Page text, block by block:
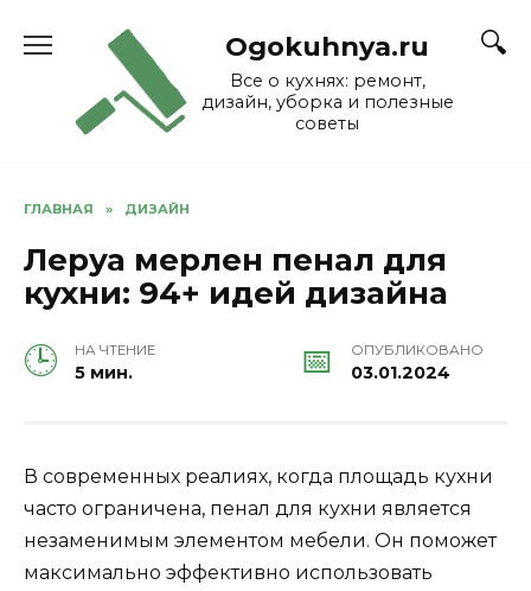
Ogokuhnya.ru
Все о кухнях: ремонт,
дизайн, уборка и полезные
советы
ГЛАВНАЯ » ДИЗАЙН
Леруа мерлен пенал для
кухни: 94+ идей дизайна
НА ЧТЕНИЕ
5 мин.
ОПУБЛИКОВАНО
03.01.2024
В современных реалиях, когда площадь кухни
часто ограничена, пенал для кухни является
незаменимым элементом мебели. Он поможет
максимально эффективно использовать